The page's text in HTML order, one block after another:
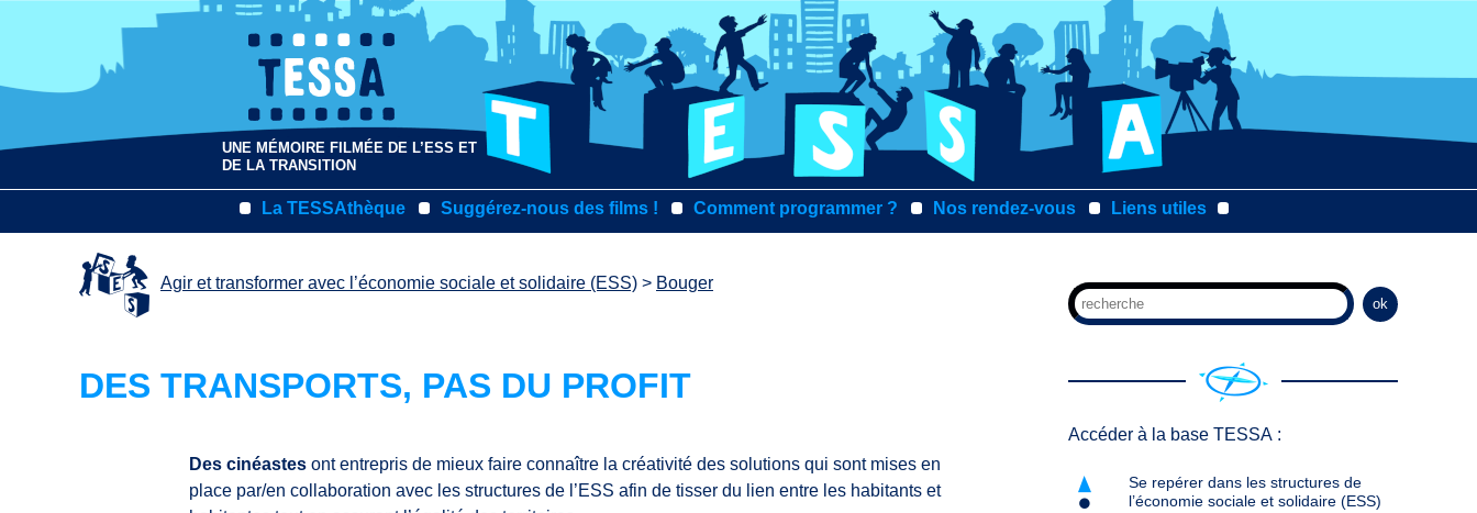
UNE MÉMOIRE FILMÉE DE L’ESS ET
DE LA TRANSITION
La TESSAthèque Suggérez-nous des films ! Comment programmer ? Nos rendez-vous Liens utiles
Agir et transformer avec l’économie sociale et solidaire (ESS) > Bouger
DES TRANSPORTS, PAS DU PROFIT
Des cinéastes ont entrepris de mieux faire connaître la créativité des solutions qui sont mises en
place par/en collaboration avec les structures de l’ESS afin de tisser du lien entre les habitants et
ok
Accéder à la base TESSA :
Se repérer dans les structures de
l’économie sociale et solidaire (ESS)